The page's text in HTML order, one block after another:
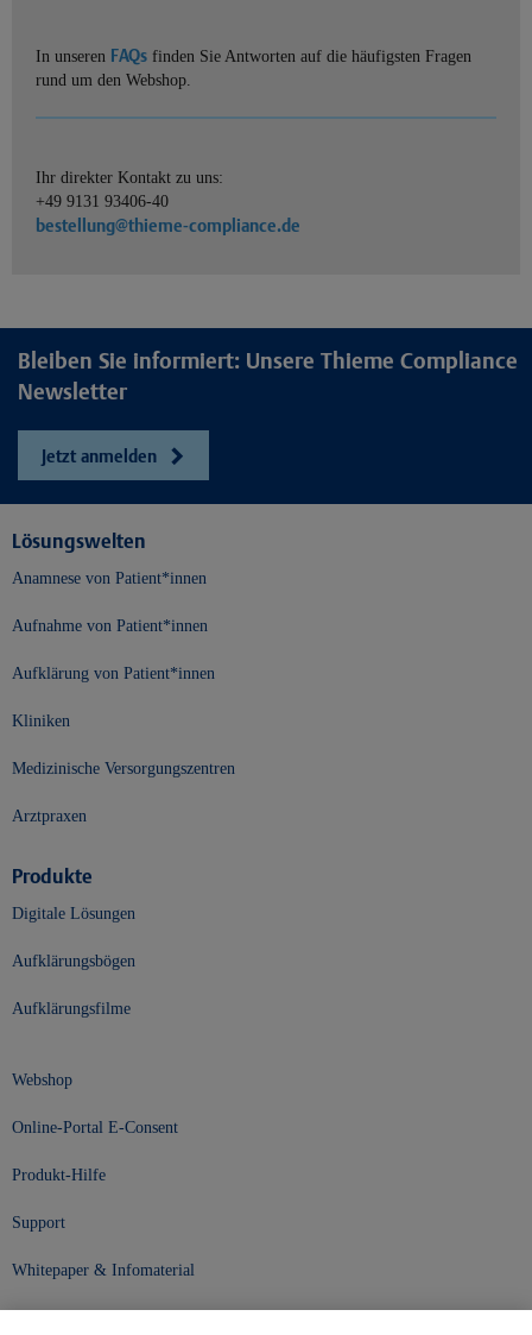
In unseren FAQs finden Sie Antworten auf die häufigsten Fragen
rund um den Webshop.
Ihr direkter Kontakt zu uns:
+49 9131 93406-40
bestellung@thieme-compliance.de
Bleiben Sie informiert: Unsere Thieme Compliance
Newsletter
Jetzt anmelden
Lösungswelten
Anamnese von Patient*innen
Aufnahme von Patient*innen
Aufklärung von Patient*innen
Kliniken
Medizinische Versorgungszentren
Arztpraxen
Produkte
Digitale Lösungen
Aufklärungsbögen
Aufklärungsfilme
Webshop
Online-Portal E-Consent
Produkt-Hilfe
Support
Whitepaper & Infomaterial